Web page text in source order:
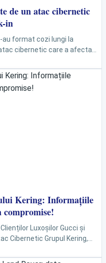
de un atac cibernetic
in
format cozi lungi la
cibernetic care a afectat
Kering: Informațiile
Luxoșilor Gucci și
Cibernetic Grupul Kering,